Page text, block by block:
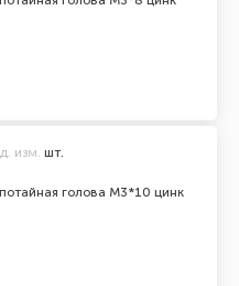
голова М3*10 цинк
изм. шт.